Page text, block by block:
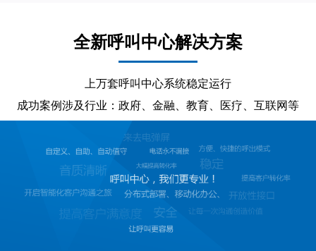
全新呼叫中心解决方案
上万套呼叫中心系统稳定运行
成功案例涉及行业：政府、金融、教育、医疗、互联网等